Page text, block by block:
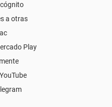
a otras
Play